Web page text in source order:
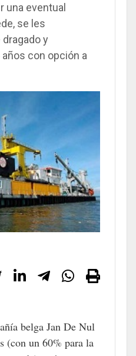
una eventual
se les
y
con opción a
belga Jan De Nul
(con un 60% para la